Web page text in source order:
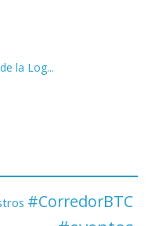
la Log...
#CorredorBTC